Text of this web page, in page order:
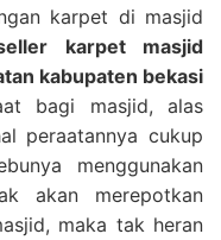
karpet di masjid
karpet masjid
kabupaten bekasi
bagi masjid, alas
peraatannya cukup
menggunakan
akan merepotkan
maka tak heran